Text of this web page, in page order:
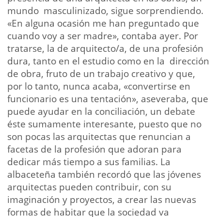
mundo masculinizado, sigue sorprendiendo.
«En alguna ocasión me han preguntado que
cuando voy a ser madre», contaba ayer. Por
tratarse, la de arquitecto/a, de una profesión
dura, tanto en el estudio como en la dirección
de obra, fruto de un trabajo creativo y que,
por lo tanto, nunca acaba, «convertirse en
funcionario es una tentación», aseveraba, que
puede ayudar en la conciliación, un debate
éste sumamente interesante, puesto que no
son pocas las arquitectas que renuncian a
facetas de la profesión que adoran para
dedicar más tiempo a sus familias. La
albaceteña también recordó que las jóvenes
arquitectas pueden contribuir, con su
imaginación y proyectos, a crear las nuevas
formas de habitar que la sociedad va